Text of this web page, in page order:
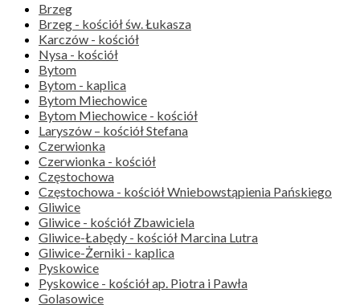
Brzeg
Brzeg - kościół św. Łukasza
Karczów - kościół
Nysa - kościół
Bytom
Bytom - kaplica
Bytom Miechowice
Bytom Miechowice - kościół
Laryszów – kościół Stefana
Czerwionka
Czerwionka - kościół
Częstochowa
Częstochowa - kościół Wniebowstąpienia Pańskiego
Gliwice
Gliwice - kościół Zbawiciela
Gliwice-Łabędy - kościół Marcina Lutra
Gliwice-Żerniki - kaplica
Pyskowice
Pyskowice - kościół ap. Piotra i Pawła
Golasowice